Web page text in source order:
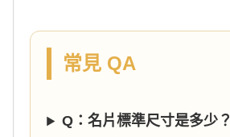
常見 QA
Q：名片標準尺寸是多少？